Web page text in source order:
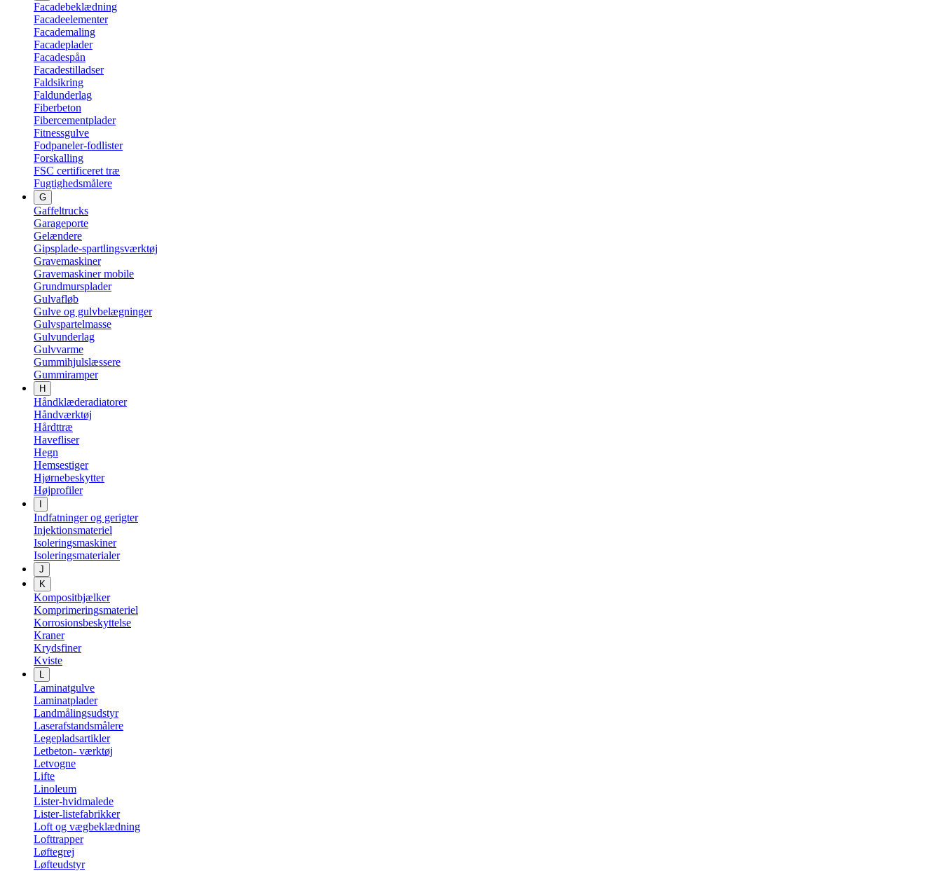
Facadebeklædning
Facadeelementer
Facademaling
Facadeplader
Facadespån
Facadestilladser
Faldsikring
Faldunderlag
Fiberbeton
Fibercementplader
Fitnessgulve
Fodpaneler-fodlister
Forskalling
FSC certificeret træ
Fugtighedsmålere
G
Gaffeltrucks
Garageporte
Gelændere
Gipsplade-spartlingsværktøj
Gravemaskiner
Gravemaskiner mobile
Grundmursplader
Gulvafløb
Gulve og gulvbelægninger
Gulvspartelmasse
Gulvunderlag
Gulvvarme
Gummihjulslæssere
Gummiramper
H
Håndklæderadiatorer
Håndværktøj
Hårdttræ
Havefliser
Hegn
Hemsestiger
Hjørnebeskytter
Højprofiler
Indfatninger og gerigter
Injektionsmateriel
Isoleringsmaskiner
Isoleringsmaterialer
J
K
Kompositbjælker
Komprimeringsmateriel
Korrosionsbeskyttelse
Kraner
Krydsfiner
Kviste
L
Laminatgulve
Laminatplader
Landmålingsudstyr
Laserafstandsmålere
Legepladsartikler
Letbeton- værktøj
Letvogne
Lifte
Linoleum
Lister-hvidmalede
Lister-listefabrikker
Loft og vægbeklædning
Lofttrapper
Løftegrej
Løfteudstyr